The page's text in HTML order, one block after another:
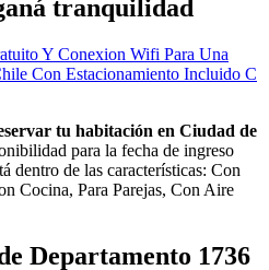
tranquilidad
tu habitación en Ciudad de
para la fecha de ingreso
dentro de las características: Con
Cocina, Para Parejas, Con Aire
Departamento 1736